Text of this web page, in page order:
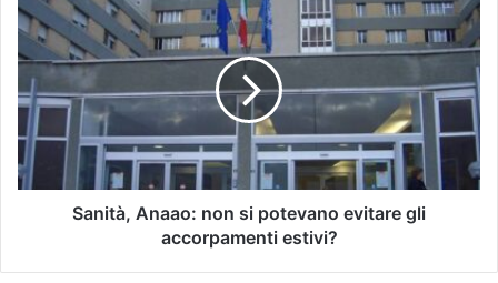
Sanità, Anaao: non si potevano evitare gli
accorpamenti estivi?